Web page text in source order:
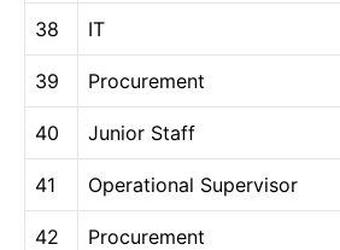
38 IT
39 Procurement
40 Junior Staff
41 Operational Supervisor
42 Procurement